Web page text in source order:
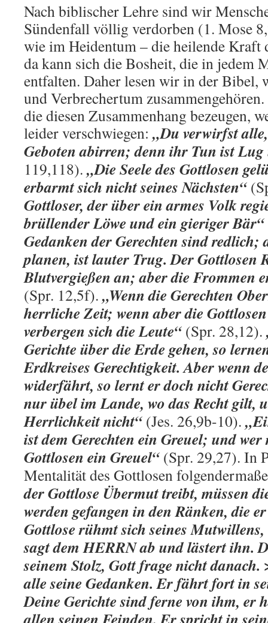
Nach biblischer Lehre sind wir
Sündenfall völlig verdorben (1. Mose
wie im Heidentum – die heilende Kraft
da kann sich die Bosheit, die in jedem
entfalten. Daher lesen wir in der Bibel,
und Verbrechertum
die diesen Zusammenhang bezeugen,
leider verschwiegen:„Du verwirfst
Geboten abirren; denn ihr Tun ist
119,118).„Die Seele des Gottlosen
erbarmt sich nicht seines Nächsten“
Gottloser, der über ein armes Volk
brüllender Löwe und ein gieriger Bär“
Gedanken der Gerechten sind redlich;
planen, ist lauter Trug. Der Gottlosen
Blutvergießen an; aber die Frommen
(Spr. 12,5f).„Wenn die Gerechten
herrliche Zeit; wenn aber die
verbergen sich die Leute“ (Spr. 28,12).
Gerichte über die Erde gehen, so
Erdkreises Gerechtigkeit. Aber wenn
widerfährt, so lernt er doch nicht
nur übel im Lande, wo das Recht gilt,
Herrlichkeit nicht“ (Jes. 26,9b-10).
ist dem Gerechten ein Greuel; und
Gottlosen ein Greuel“ (Spr. 29,27). In
Mentalität des Gottlosen
der Gottlose Übermut treibt, müssen
werden gefangen in den Ränken, die
Gottlose rühmt sich seines
sagt dem HERRN ab und lästert ihn.
seinem Stolz, Gott frage nicht
alle seine Gedanken. Er fährt fort in
Deine Gerichte sind ferne von ihm, er